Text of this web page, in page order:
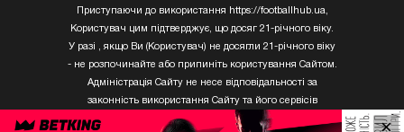
Приступаючи до використання https://footballhub.ua,
Користувач цим підтверджує, що досяг 21-річного віку.
У разі , якщо Ви (Користувач) не досягли 21-річного віку
- не розпочинайте або припиніть користування Сайтом.
Адміністрація Сайту не несе відповідальності за
законність використання Сайту та його сервісів
Користувачем, який не досяг 21-річного віку.
×